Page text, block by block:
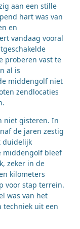
aan een stille
hart was van
en
vandaag vooral
proberen vast te
al is
middengolf niet
zendlocaties
niet gisteren. In
de jaren zestig
duidelijk
middengolf bleef
zeker in de
kilometers
voor stap terrein.
was van het
techniek uit een